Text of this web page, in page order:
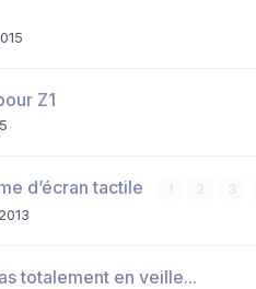
Z1
d’écran tactile
totalement en veille...